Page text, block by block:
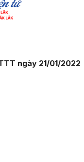
ngày 21/01/2022